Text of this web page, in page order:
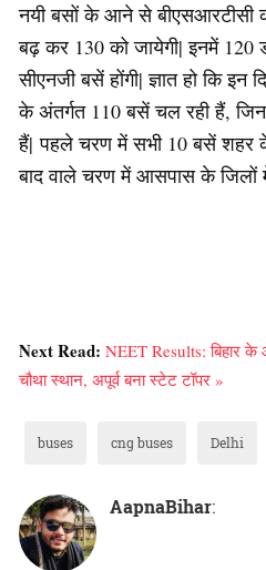
नयी बसों के आने से बीएसआरटीसी
बढ़ कर 130 को जायेगी| इनमें
सीएनजी बसें होंगी| ज्ञात हो कि इन
के अंतर्गत 110 बसें चल रही हैं,
हैं| पहले चरण में सभी 10 बसें शहर के
बाद वाले चरण में आसपास के जिलों
Next Read: NEET Results: बिहार के
चौथा स्थान, अपूर्व बना स्टेट टॉपर »
buses cng buses Delhi
AapnaBihar: